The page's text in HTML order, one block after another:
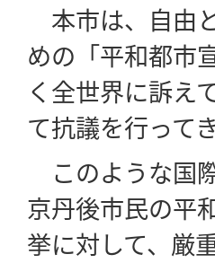
本市は、自由
めの「平和都市
く全世界に訴え
て抗議を行って
このような国
京丹後市民の平
挙に対して、厳